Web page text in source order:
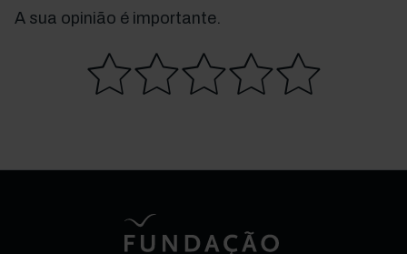
A sua opinião é importante.